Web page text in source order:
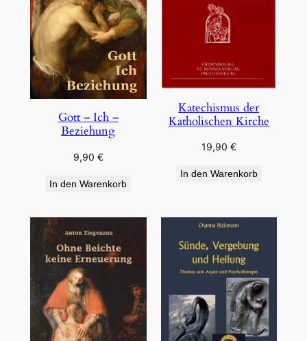
Gott – Ich –
Beziehung
9,90 €
In den Warenkorb
Katechismus der
Katholischen Kirche
19,90 €
In den Warenkorb